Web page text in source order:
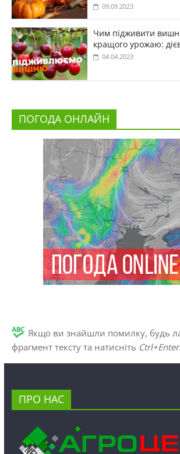
09.09.2023
Чим підживити
кращого урожаю:
04.04.2023
ПОГОДА ОНЛАЙН
Якщо ви знайшли помилку, будь
фрагмент тексту та натисніть Ctrl+Enter.
ПРО НАС